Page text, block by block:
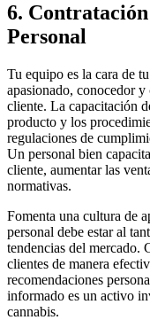
6.
Personal
Tu equipo es la cara de
apasionado, conocedor
cliente. La capacitación
producto y los
regulaciones de
Un personal bien
cliente, aumentar las
normativas.
Fomenta una cultura de
personal debe estar al
tendencias del mercado.
clientes de manera
recomendaciones
informado es un activo
cannabis.